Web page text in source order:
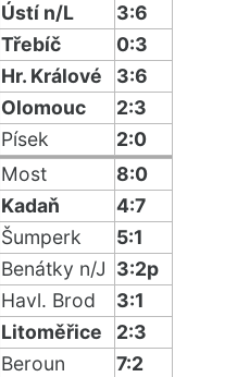
Ústí n/L
3:6
Třebíč
0:3
Hr. Králové
3:6
Olomouc
2:3
Písek
2:0
Most
8:0
Kadaň
4:7
Šumperk
5:1
Benátky n/J 3:2p
Havl. Brod
3:1
Litoměřice
2:3
Beroun 7:2